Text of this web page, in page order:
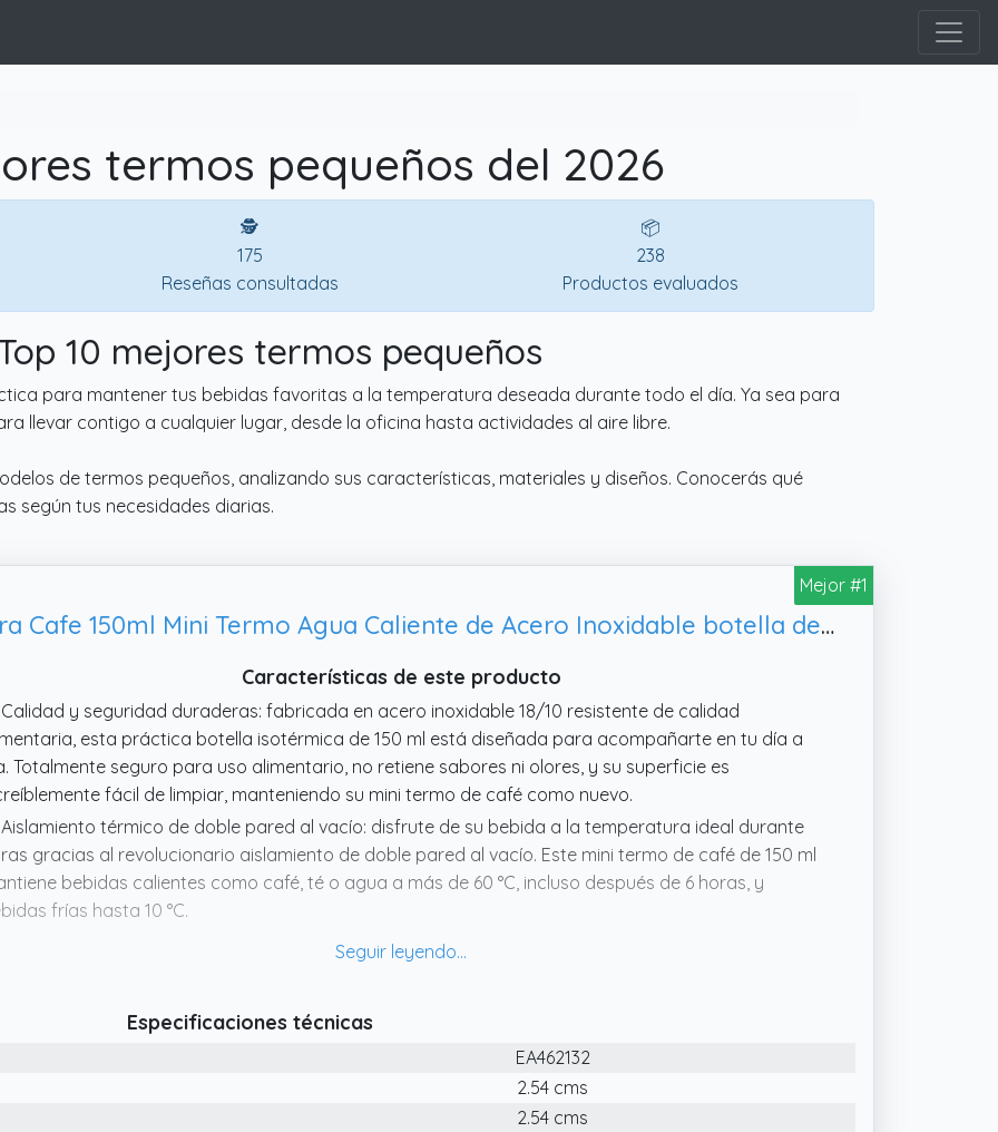
termos pequeños del 2026
🕵
175
Reseñas consultadas
📦
238
Productos evaluados
10 mejores termos pequeños
para mantener tus bebidas favoritas a la temperatura deseada durante todo el día. Ya sea para
llevar contigo a cualquier lugar, desde la oficina hasta actividades al aire libre.
de termos pequeños, analizando sus características, materiales y diseños. Conocerás qué
según tus necesidades diarias.
Mejor #1
HWSWSH Termo Pequeño para Cafe 150ml Mini Termo Agua Caliente de Acero Inoxidable botella de agua 150ml negra vaso termo cafe para llevar Sin BPA para Agua Caliente 1 Taza de Café para Viajes Gimnasio
Características de este producto
y seguridad duraderas: fabricada en acero inoxidable 18/10 resistente de calidad
esta práctica botella isotérmica de 150 ml está diseñada para acompañarte en tu día a
Totalmente seguro para uso alimentario, no retiene sabores ni olores, y su superficie es
fácil de limpiar, manteniendo su mini termo de café como nuevo.
térmico de doble pared al vacío: disfrute de su bebida a la temperatura ideal durante
gracias al revolucionario aislamiento de doble pared al vacío. Este mini termo de café de 150 ml
bebidas calientes como café, té o agua a más de 60 °C, incluso después de 6 horas, y
frías hasta 10 °C.
para todos: este mini café versátil es el compañero ideal para hombres, mujeres,
hermético 100 % confiable: evita derrames y fugas molestas. La tapa de esta práctica mini
de agua fría incorpora un sello de silicona de alta calidad que garantiza un sellado perfecto.
y ultra portátil: con sus dimensiones reducidas (14,4 x 4,5 cm) y su capacidad de 150 ml,
Especificaciones técnicas
EA462132
2.54 cms
2.54 cms